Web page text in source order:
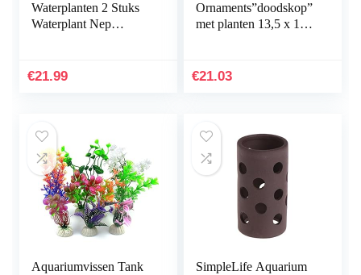
Waterplanten 2 Stuks
Waterplant Nep
Kunstmatige
€21.99
Ornaments”doodskop”
met planten 13,5 x 13,5
€21.03
Aquariumvissen Tank
SimpleLife Aquarium